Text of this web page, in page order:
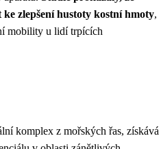
zlepšení hustoty kostní hmoty,
mobility u lidí trpících
komplex z mořských řas, získává